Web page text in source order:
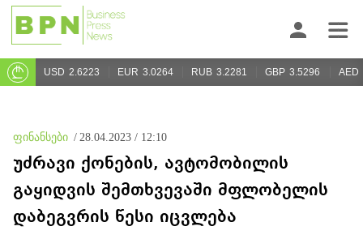
USD 2.6223 EUR 3.0264 RUB 3.2281 GBP 3.5296 AED
ფინანსები / 28.04.2023 / 12:10
უძრავი ქონების, ავტომობილის
გაყიდვის შემთხვევაში მფლობელის
დაბეგვრის წესი იცვლება